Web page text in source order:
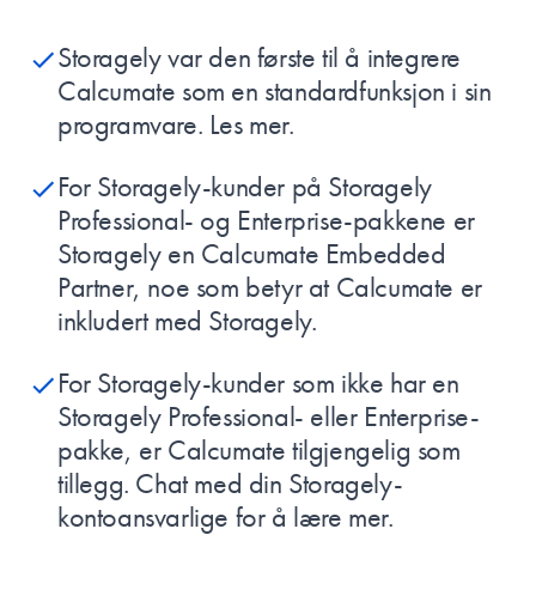
Storagely var den første til å integrere
Calcumate som en standardfunksjon i sin
programvare. Les mer.
For Storagely-kunder på Storagely
Professional- og Enterprise-pakkene er
Storagely en Calcumate Embedded
Partner, noe som betyr at Calcumate er
inkludert med Storagely.
For Storagely-kunder som ikke har en
Storagely Professional- eller Enterprise-
pakke, er Calcumate tilgjengelig som
tillegg. Chat med din Storagely-
kontoansvarlige for å lære mer.